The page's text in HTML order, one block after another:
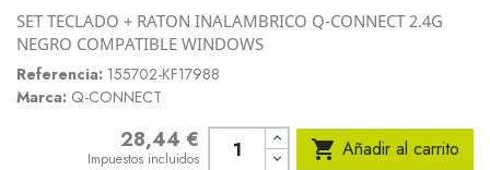
SET TECLADO + RATON INALAMBRICO Q-CONNECT 2.4G
NEGRO COMPATIBLE WINDOWS
Referencia: 155702-KF17988
Marca: Q-CONNECT
Precio28,44 €
Impuestos incluidos  Añadir al carrito